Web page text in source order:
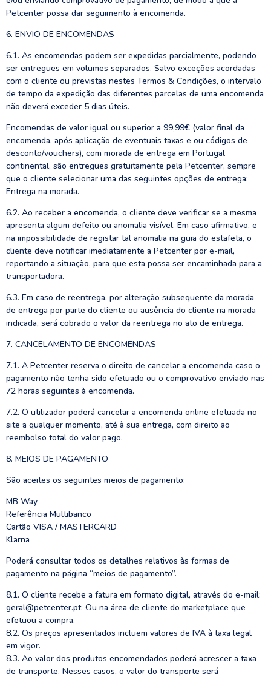
Petcenter possa dar seguimento à encomenda.
6. ENVIO DE ENCOMENDAS
6.1. As encomendas podem ser expedidas parcialmente, podendo
ser entregues em volumes separados. Salvo exceções acordadas
com o cliente ou previstas nestes Termos & Condições, o intervalo
de tempo da expedição das diferentes parcelas de uma encomenda
não deverá exceder 5 dias úteis.
Encomendas de valor igual ou superior a 99,99€ (valor final da
encomenda, após aplicação de eventuais taxas e ou códigos de
desconto/vouchers), com morada de entrega em Portugal
continental, são entregues gratuitamente pela Petcenter, sempre
que o cliente selecionar uma das seguintes opções de entrega:
Entrega na morada.
6.2. Ao receber a encomenda, o cliente deve verificar se a mesma
apresenta algum defeito ou anomalia visível. Em caso afirmativo, e
na impossibilidade de registar tal anomalia na guia do estafeta, o
cliente deve notificar imediatamente a Petcenter por e-mail,
reportando a situação, para que esta possa ser encaminhada para a
transportadora.
6.3. Em caso de reentrega, por alteração subsequente da morada
de entrega por parte do cliente ou ausência do cliente na morada
indicada, será cobrado o valor da reentrega no ato de entrega.
7. CANCELAMENTO DE ENCOMENDAS
7.1. A Petcenter reserva o direito de cancelar a encomenda caso o
pagamento não tenha sido efetuado ou o comprovativo enviado nas
72 horas seguintes à encomenda.
7.2. O utilizador poderá cancelar a encomenda online efetuada no
site a qualquer momento, até à sua entrega, com direito ao
reembolso total do valor pago.
8. MEIOS DE PAGAMENTO
São aceites os seguintes meios de pagamento:
MB Way
Referência Multibanco
Cartão VISA / MASTERCARD
Klarna
Poderá consultar todos os detalhes relativos às formas de
pagamento na página “meios de pagamento”.
8.1. O cliente recebe a fatura em formato digital, através do e-mail:
geral@petcenter.pt. Ou na área de cliente do marketplace que
efetuou a compra.
8.2. Os preços apresentados incluem valores de IVA à taxa legal
em vigor.
8.3. Ao valor dos produtos encomendados poderá acrescer a taxa
de transporte. Nesses casos, o valor do transporte será